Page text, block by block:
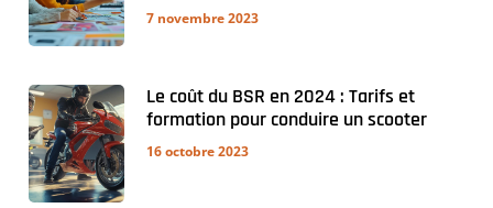
7 novembre 2023
Le coût du BSR en 2024 : Tarifs et
formation pour conduire un scooter
16 octobre 2023